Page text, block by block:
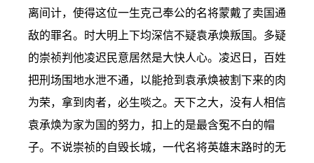
离间计，使得这位一生克己奉公的名将蒙戴了卖国通
敌的罪名。时大明上下均深信不疑袁承焕叛国。多疑
的崇祯判他凌迟民意居然是大快人心。凌迟日，百姓
把刑场围地水泄不通，以能抢到袁承焕被割下来的肉
为荣，拿到肉者，必生啖之。天下之大，没有人相信
袁承焕为家为国的努力，扣上的是最含冤不白的帽
子。不说崇祯的自毁长城，一代名将英雄末路时的无